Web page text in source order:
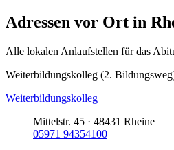
Adressen vor Ort in
Alle lokalen Anlaufstellen für das
Weiterbildungskolleg (2.
Weiterbildungskolleg
Mittelstr. 45 · 48431 Rheine
05971 94354100